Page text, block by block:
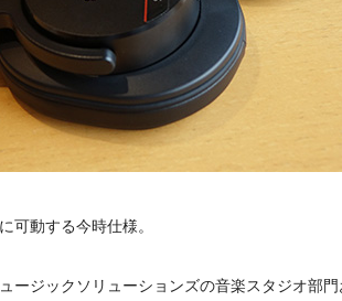
可動する今時仕様。
ージックソリューションズの音楽スタジオ部